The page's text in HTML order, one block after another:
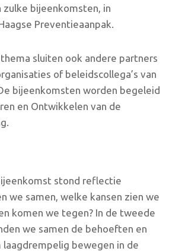
zulke bijeenkomsten, in
Preventieaanpak.
sluiten ook andere partners
of beleidscollega’s van
bijeenkomsten worden begeleid
en Ontwikkelen van de
stond reflectie
we samen, welke kansen zien we
komen we tegen? In de tweede
we samen de behoeften en
bewegen in de